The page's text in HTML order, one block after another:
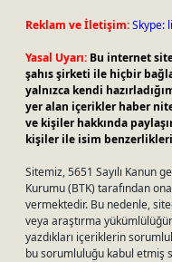
Reklam ve İletişim:Skype:
Yasal Uyarı: Bu internet
şahıs şirketi ile hiçbir
yalnızca kendi
yer alan içerikler haber
ve kişiler hakkında
kişiler ile isim
Sitemiz, 5651 Sayılı Kanun
Kurumu (BTK) tarafından
vermektedir. Bu nedenle,
veya araştırma
yazdıkları içeriklerin
bu sorumluluğu kabul etmiş